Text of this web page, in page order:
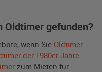
Oldtimer gefunden?
wenn Sie Oldtimer
der 1980er Jahre
zum Mieten für